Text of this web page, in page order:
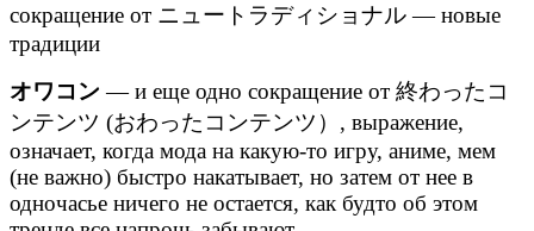
сокращение от ニュートラディショナル — новые
традиции
オワコン — и еще одно сокращение от 終わったコ
ンテンツ (おわったコンテンツ）, выражение,
означает, когда мода на какую-то игру, аниме, мем
(не важно) быстро накатывает, но затем от нее в
одночасье ничего не остается, как будто об этом